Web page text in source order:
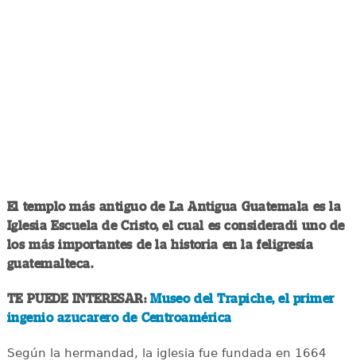
El templo más antiguo de La Antigua Guatemala es la
Iglesia Escuela de Cristo, el cual es consideradi uno de
los más importantes de la historia en la feligresía
guatemalteca.
TE PUEDE INTERESAR:Museo del Trapiche, el primer
ingenio azucarero de Centroamérica
Según la hermandad, la iglesia fue fundada en 1664